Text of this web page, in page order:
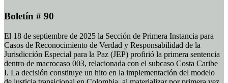
Boletín # 90
El 18 de septiembre de 2025 la Sección de Primera Instancia para
Casos de Reconocimiento de Verdad y Responsabilidad de la
Jurisdicción Especial para la Paz (JEP) profirió la primera sentencia
dentro de macrocaso 003, relacionada con el subcaso Costa Caribe
I. La decisión constituye un hito en la implementación del modelo